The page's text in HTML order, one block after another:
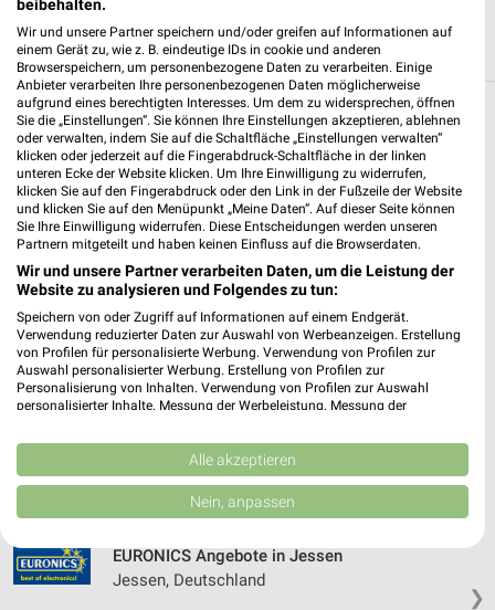
Weitere EURONICS Geschäfte mit
Angeboten in und um Belgern-Schildau
5 Geschäfte und Orte
Wurzen, Deutschland
135,55 km
❯
EURONICS Angebote in Eilenburg
129,24 km
❯
EURONICS Angebote in Jessen
Jessen, Deutschland
beibehalten.
Wir und unsere Partner speichern und/oder greifen auf Informationen auf
einem Gerät zu, wie z. B. eindeutige IDs in cookie und anderen
Browserspeichern, um personenbezogene Daten zu verarbeiten. Einige
Anbieter verarbeiten Ihre personenbezogenen Daten möglicherweise
aufgrund eines berechtigten Interesses. Um dem zu widersprechen, öffnen
Sie die „Einstellungen“. Sie können Ihre Einstellungen akzeptieren, ablehnen
oder verwalten, indem Sie auf die Schaltfläche „Einstellungen verwalten“
klicken oder jederzeit auf die Fingerabdruck-Schaltfläche in der linken
unteren Ecke der Website klicken. Um Ihre Einwilligung zu widerrufen,
klicken Sie auf den Fingerabdruck oder den Link in der Fußzeile der Website
und klicken Sie auf den Menüpunkt „Meine Daten“. Auf dieser Seite können
Sie Ihre Einwilligung widerrufen. Diese Entscheidungen werden unseren
Partnern mitgeteilt und haben keinen Einfluss auf die Browserdaten.
Wir und unsere Partner verarbeiten Daten, um die Leistung der
Website zu analysieren und Folgendes zu tun:
Speichern von oder Zugriff auf Informationen auf einem Endgerät.
Verwendung reduzierter Daten zur Auswahl von Werbeanzeigen. Erstellung
von Profilen für personalisierte Werbung. Verwendung von Profilen zur
Auswahl personalisierter Werbung. Erstellung von Profilen zur
Personalisierung von Inhalten. Verwendung von Profilen zur Auswahl
personalisierter Inhalte. Messung der Werbeleistung. Messung der
Kombinationen von Daten aus verschiedenen Quellen. Entwicklung und
Verbesserung der Angebote. Verwendung reduzierter Daten zur Auswahl
von Inhalten.
Daten können außerhalb der Europäischen Union weitergegeben und in die
Website/App.
Partnerliste anzeigen (1 IAB-Anbieter)
Alle akzeptieren
Nein, anpassen